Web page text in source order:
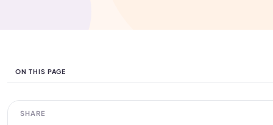
ON THIS PAGE
SHARE